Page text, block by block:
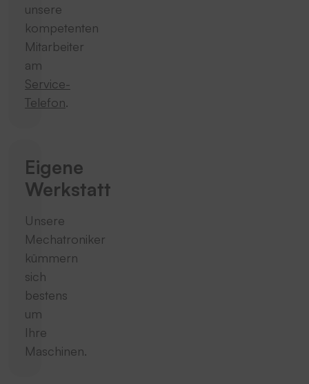
unsere
kompetenten
Mitarbeiter
am
Service-
Telefon.
Eigene
Werkstatt
Unsere
Mechatroniker
kümmern
sich
bestens
um
Ihre
Maschinen.